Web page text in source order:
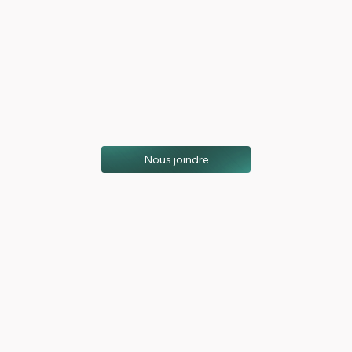
Nous joindre